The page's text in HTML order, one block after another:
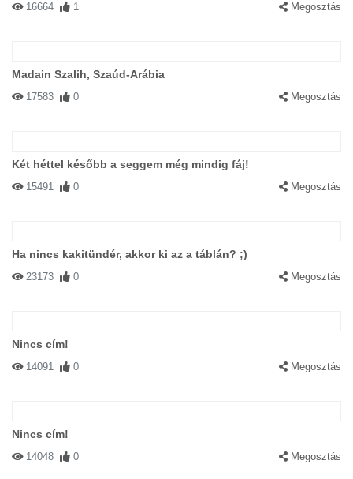
16664 1 Megosztás
Madain Szalih, Szaúd-Arábia
17583 0 Megosztás
Két héttel később a seggem még mindig fáj!
15491 0 Megosztás
Ha nincs kakitündér, akkor ki az a táblán? ;)
23173 0 Megosztás
Nincs cím!
14091 0 Megosztás
Nincs cím!
14048 0 Megosztás